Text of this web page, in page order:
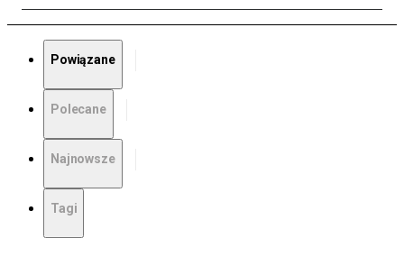
Powiązane
Polecane
Najnowsze
Tagi